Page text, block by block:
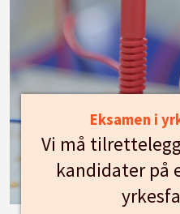
Eksamen i
Vi må
kandidater på